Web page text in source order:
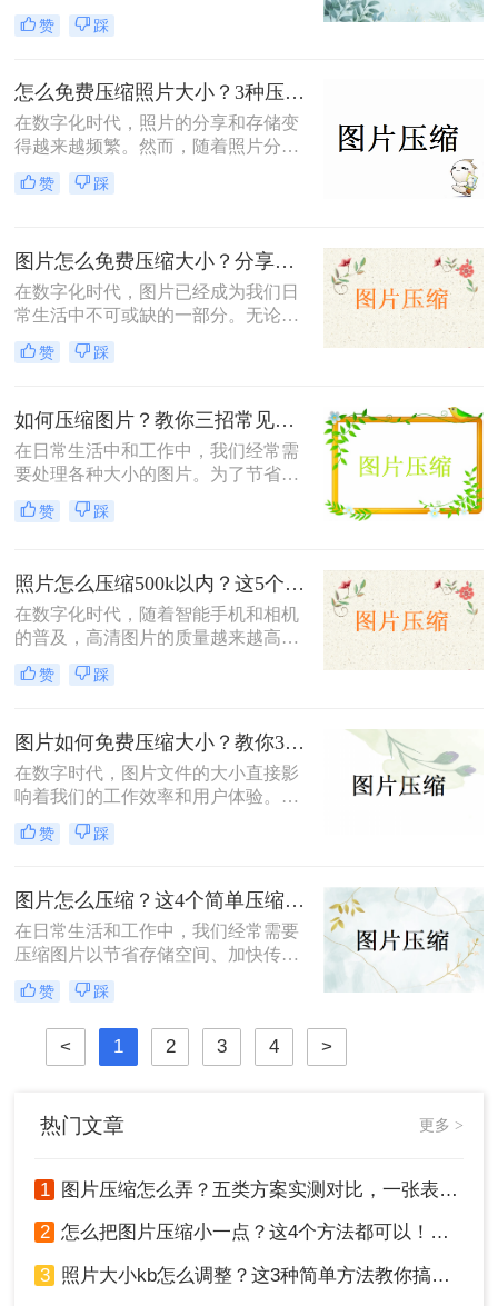
验，但也带来了存储空间占用过多、
网页加载速度慢以及文件传输效率低
图片大小压缩的方法变得尤为重要。
那么图片大小怎么压缩呢？本文将介
绍三种实用且高效的图片压缩方法。
赞 踩
怎么免费压缩照片大小？3种压缩方法推荐！
在数字化时代，照片的分享和存储变
得越来越频繁。然而，随着照片分辨
率的提高，文件大小也随之增加，这
不仅占据了大量存储空间，还在上传
能节省存储空间又能保证照片质量，
成为了一项重要的技能。本文将介绍
三种实用且高效的免费照片压缩方
项。
赞 踩
图片怎么免费压缩大小？分享三种高效压缩方法！
在数字化时代，图片已经成为我们日
常生活中不可或缺的一部分。无论是
社交媒体的分享、网站的建设，还是
个人的照片保存，图片的使用频率都
片数量不断增加，图片的大小也在不
断膨胀，导致存储空间不足、上传速
度慢以及加载时间延长等一系列问
题。因此，掌握图片怎么免费压缩大
小，既能节省存储空间又能保证图片
质量，成为了一项重要的技能。本文
缩方法。
赞 踩
如何压缩图片？教你三招常见压缩方法！
在日常生活中和工作中，我们经常需
要处理各种大小的图片。为了节省存
储空间、加快文件传输速度或优化网
页加载性能，压缩图片成为了一项必
赞 踩
照片怎么压缩500k以内？这5个压缩方法推荐给你！
在数字化时代，随着智能手机和相机
的普及，高清图片的质量越来越高，
但这也导致了单张图片的文件大小动
辄数兆字节（MB），给存储、传输
件附件限制、社交媒体上传要求或网
页加载速度优化的需求，将照片压缩
至500K以内成为了许多用户迫切需要
掌握的一项技能。那么照片怎么压缩
500k以内呢？本文将详细介绍五种简
单易行的照片压缩方法，帮助您轻松
赞 踩
图片如何免费压缩大小？教你3个压缩图片的好方法！
在数字时代，图片文件的大小直接影
响着我们的工作效率和用户体验。无
论是为了加快网页加载速度、适应特
定平台的上传要求还是节省存储空
项非常重要的技能。本文将介绍三种
广泛使用的图片压缩方法。
赞 踩
图片怎么压缩？这4个简单压缩方法用起来！
在日常生活和工作中，我们经常需要
压缩图片以节省存储空间、加快传输
速度或满足特定的上传要求。那么图
片怎么压缩呢？本文将介绍四种图片
压缩方法，帮助您更好地进行图片压
赞 踩
< 1 2 3 4 >
热门文章 更多 >
1 图片压缩怎么弄？五类方案实测对比，一张表看懂怎么选！
2 怎么把图片压缩小一点？这4个方法都可以！赶紧试试！
3 照片大小kb怎么调整？这3种简单方法教你搞定！